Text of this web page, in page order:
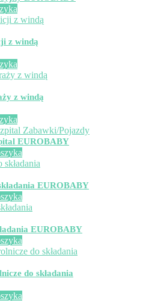
z windą
z windą
EUROBABY
EUROBABY
EUROBABY
do składania